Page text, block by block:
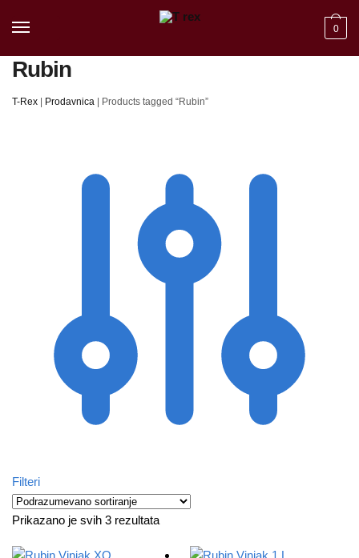
0
Rubin
T-Rex Prodavnica Products tagged “Rubin”
Filteri
Prikazano je svih 3 rezultata